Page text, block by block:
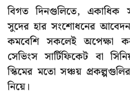
বিগত দিনগুলিতে, একাধিক
সুদের হার সংশোধনের আবেদন
কমবেশি সকলেই অপেক্ষা
সেভিংস সার্টিফিকেট বা
স্কিমের মতো সঞ্চয়
নিয়ে।